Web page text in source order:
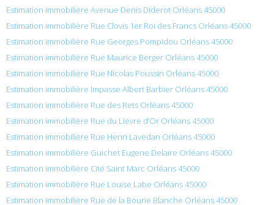
Estimation immobilière Avenue Denis Diderot Orléans 45000
Estimation immobilière Rue Clovis 1er Roi des Francs Orléans 45000
Estimation immobilière Rue Georges Pompidou Orléans 45000
Estimation immobilière Rue Maurice Berger Orléans 45000
Estimation immobilière Rue Nicolas Poussin Orléans 45000
Estimation immobilière Impasse Albert Barbier Orléans 45000
Estimation immobilière Rue des Rets Orléans 45000
Estimation immobilière Rue du Lievre d’Or Orléans 45000
Estimation immobilière Rue Henri Lavedan Orléans 45000
Estimation immobilière Guichet Eugene Delaire Orléans 45000
Estimation immobilière Cité Saint Marc Orléans 45000
Estimation immobilière Rue Louise Labe Orléans 45000
Estimation immobilière Rue de la Bourie Blanche Orléans 45000